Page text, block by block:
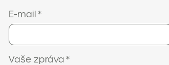
E-mail *
Vaše zpráva *